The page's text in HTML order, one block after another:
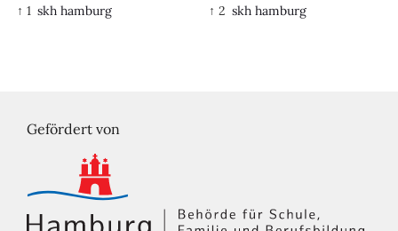
↑ 1 skh hamburg ↑ 2 skh hamburg
Gefördert von